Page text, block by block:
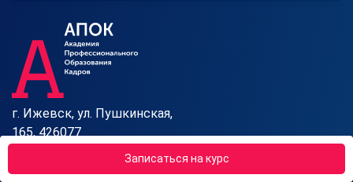
Записаться на курс
г. Ижевск, ул. Пушкинская,
165, 426077